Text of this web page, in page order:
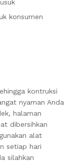
konsumen
kontruksi
nyaman Anda
halaman
dibersihkan
alat
setiap hari
silahkan